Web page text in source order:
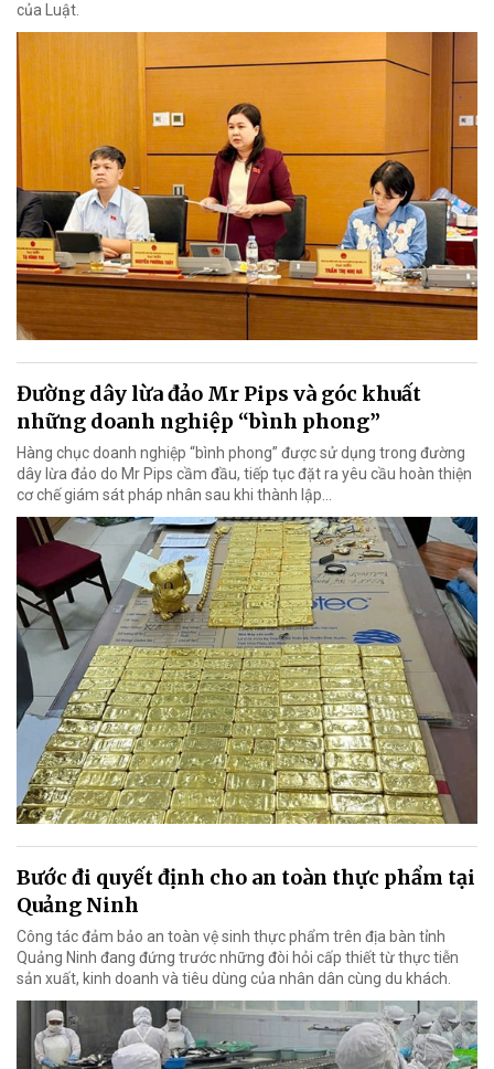
của Luật.
Đường dây lừa đảo Mr Pips và góc khuất
những doanh nghiệp “bình phong”
Hàng chục doanh nghiệp “bình phong” được sử dụng trong đường
dây lừa đảo do Mr Pips cầm đầu, tiếp tục đặt ra yêu cầu hoàn thiện
cơ chế giám sát pháp nhân sau khi thành lập…
Bước đi quyết định cho an toàn thực phẩm tại
Quảng Ninh
Công tác đảm bảo an toàn vệ sinh thực phẩm trên địa bàn tỉnh
Quảng Ninh đang đứng trước những đòi hỏi cấp thiết từ thực tiễn
sản xuất, kinh doanh và tiêu dùng của nhân dân cùng du khách.